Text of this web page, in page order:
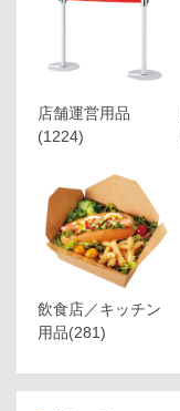
店舗運営用品
(1224)
飲食店／キッチン
用品(281)